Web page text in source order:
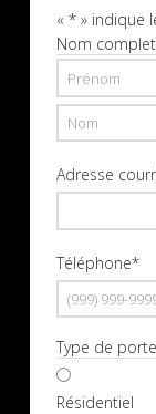
« *» indique
Nom complet
Prénom
Adresse
Téléphone*
Type de porte
Résidentiel